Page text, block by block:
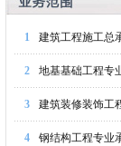
1 建筑工程施工总
2 地基基础工程专
3 建筑装修装饰工
4 钢结构工程专业